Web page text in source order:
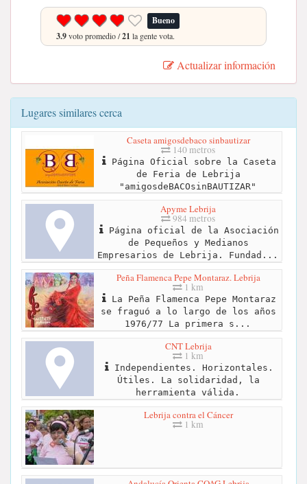
Bueno
3.9voto promedio /21 la gente vota.
Actualizar información
Lugares similares cerca
Caseta amigosdebaco sinbautizar
140 metros
Página Oficial sobre la Caseta
de Feria de Lebrija
"amigosdeBACOsinBAUTIZAR"
Apyme Lebrija
984 metros
Página oficial de la Asociación
de Pequeños y Medianos
Empresarios de Lebrija. Fundad...
Peña Flamenca Pepe Montaraz. Lebrija
1 km
La Peña Flamenca Pepe Montaraz
se fraguó a lo largo de los años
1976/77 La primera s...
CNT Lebrija
1 km
Independientes. Horizontales.
Útiles. La solidaridad, la
herramienta válida.
Lebrija contra el Cáncer
1 km